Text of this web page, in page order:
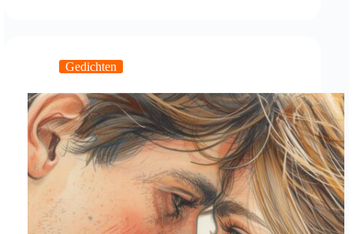
Gedichten